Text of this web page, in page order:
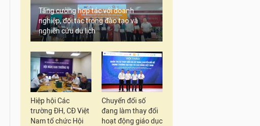
Tăng cường hợp tác với doanh
nghiệp, đối tác trong đào tạo và
nghiên cứu du lịch
Hiệp hội Các
trường ĐH, CĐ Việt
Nam tổ chức Hội
Chuyển đổi số
đang làm thay đổi
hoạt động giáo dục